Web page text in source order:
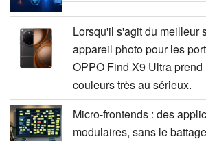
Lorsqu'il s'agit du meilleur
appareil photo pour les
OPPO Find X9 Ultra
couleurs très au sérieux.
Micro-frontends : des
modulaires, sans le